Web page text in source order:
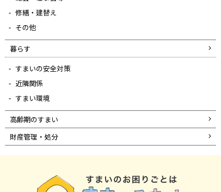
修繕・建替え
その他
暮らす
すまいの安全対策
近隣関係
すまい環境
高齢期のすまい
財産管理・処分